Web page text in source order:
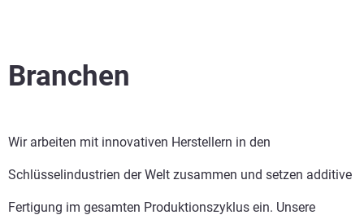
Mehr sehen
Mehr sehen
Branchen
Wir arbeiten mit innovativen Herstellern in den
Schlüsselindustrien der Welt zusammen und setzen additive
Fertigung im gesamten Produktionszyklus ein. Unsere